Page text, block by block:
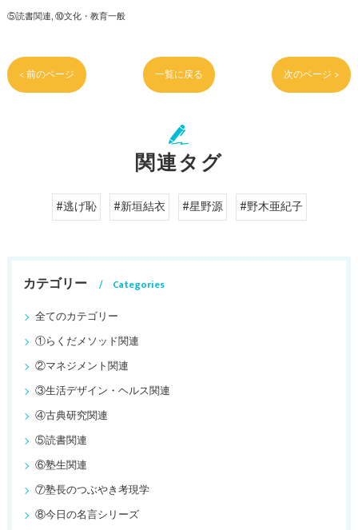
⑤読書関連 ⑩文化・教育一般
< 前のページ 一覧に戻る 次のページ >
関連タグ
#逃げ恥 #新垣結衣 #星野源 #野木亜紀子
カテゴリー
Categories
全てのカテゴリー
①らくだメソッド関連
②マネジメント関連
③生活デザイン・ヘルス関連
④古典研究関連
⑤読書関連
⑥塾生関連
⑦塾長のつぶやき考現学
⑧今日の名言シリーズ